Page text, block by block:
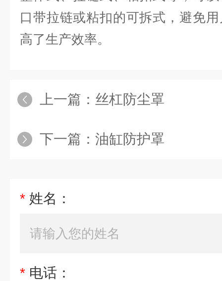
口带拉链或粘扣的可拆式，避免
高了生产效率。
上一篇： 丝杠防尘罩
下一篇： 油缸防护罩
* 姓名：
* 电话：